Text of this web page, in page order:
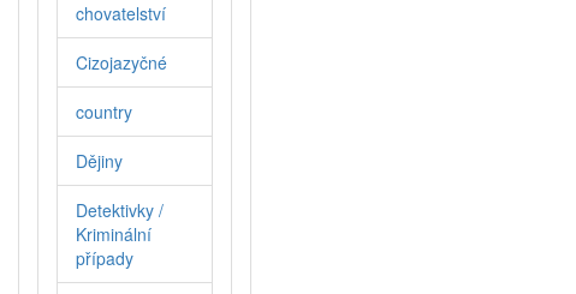
chovatelství
Cizojazyčné
country
Dějiny
Detektivky /
Kriminální
případy